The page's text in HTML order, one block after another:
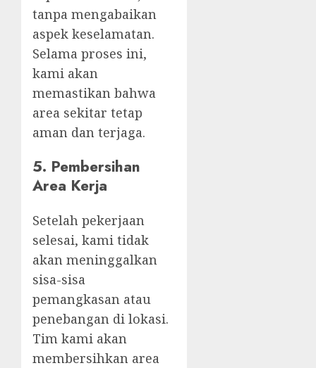
tanpa mengabaikan
aspek keselamatan.
Selama proses ini,
kami akan
memastikan bahwa
area sekitar tetap
aman dan terjaga.
5. Pembersihan
Area Kerja
Setelah pekerjaan
selesai, kami tidak
akan meninggalkan
sisa-sisa
pemangkasan atau
penebangan di lokasi.
Tim kami akan
membersihkan area